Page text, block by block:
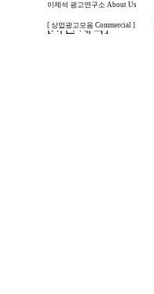
이제석 광고연구소 About Us
[ 상업광고모음 Commercial ]
[시안 제작]